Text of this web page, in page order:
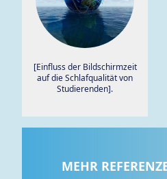
[Einfluss der Bildschirmzeit
auf die Schlafqualität von
Studierenden].
MEHR